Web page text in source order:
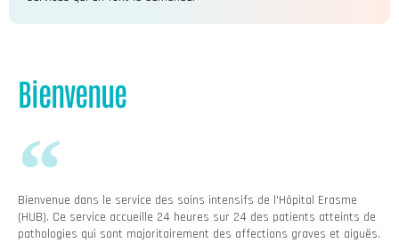
Bienvenue
Bienvenue dans le service des soins intensifs de l'Hôpital Erasme
(HUB). Ce service accueille 24 heures sur 24 des patients atteints de
pathologies qui sont majoritairement des affections graves et aiguës.